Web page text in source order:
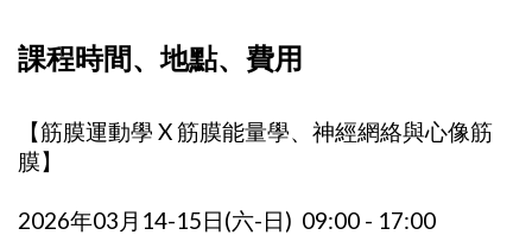
課程時間、地點、費用
【筋膜運動學 X 筋膜能量學、神經網絡與心像筋
膜】
2026年03月14-15日(六-日) 09:00 - 17:00